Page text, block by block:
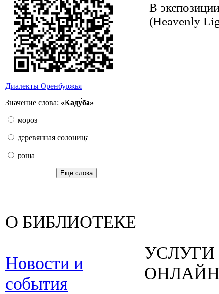
Диалекты Оренбуржья
Значение слова: «Каду́ба»
мороз
деревянная солоница
роща
Еще слова
В
(Heavenly
О БИБЛИОТЕКЕ
Новости и
события
УСЛУГИ
ОНЛАЙН